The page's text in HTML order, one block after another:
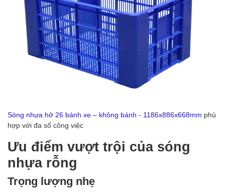
Sóng nhựa hở 26 bánh xe – không bánh - 1186x886x668mm phù
hợp với đa số công việc
Ưu điểm vượt trội của sóng
nhựa rỗng
Trọng lượng nhẹ